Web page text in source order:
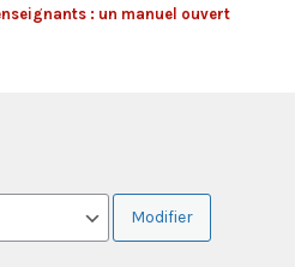
: un manuel ouvert